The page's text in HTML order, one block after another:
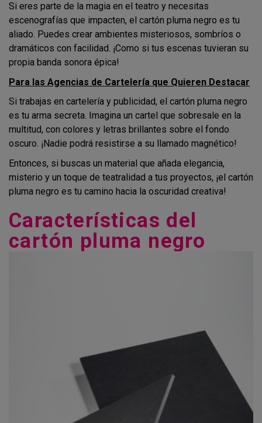
Si eres parte de la magia en el teatro y necesitas
escenografías que impacten, el cartón pluma negro es tu
aliado. Puedes crear ambientes misteriosos, sombríos o
dramáticos con facilidad. ¡Como si tus escenas tuvieran su
propia banda sonora épica!
Para las Agencias de Cartelería que Quieren Destacar
Si trabajas en cartelería y publicidad, el cartón pluma negro
es tu arma secreta. Imagina un cartel que sobresale en la
multitud, con colores y letras brillantes sobre el fondo
oscuro. ¡Nadie podrá resistirse a su llamado magnético!
Entonces, si buscas un material que añada elegancia,
misterio y un toque de teatralidad a tus proyectos, ¡el cartón
pluma negro es tu camino hacia la oscuridad creativa!
Características del
cartón pluma negro